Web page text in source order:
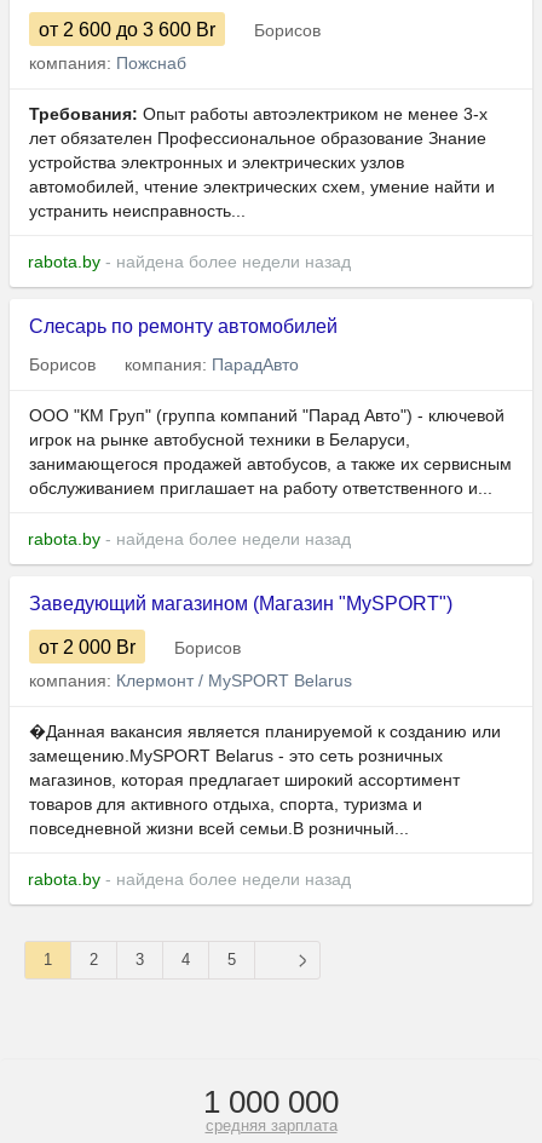
от 2 600 до 3 600 Br
Борисов
компания: Пожснаб
Требования: Опыт работы автоэлектриком не менее 3-х
лет обязателен Профессиональное образование Знание
устройства электронных и электрических узлов
автомобилей, чтение электрических схем, умение найти и
устранить неисправность...
rabota.by - найдена более недели назад
Слесарь по ремонту автомобилей
Борисов компания: ПарадАвто
ООО "КМ Груп" (группа компаний "Парад Авто") - ключевой
игрок на рынке автобусной техники в Беларуси,
занимающегося продажей автобусов, а также их сервисным
обслуживанием приглашает на работу ответственного и...
rabota.by - найдена более недели назад
Заведующий магазином (Магазин "MySPORT")
от 2 000 Br
Борисов
компания: Клермонт / MySPORT Belarus
�Данная вакансия является планируемой к созданию или
замещению.MySPORT Belarus - это сеть розничных
магазинов, которая предлагает широкий ассортимент
товаров для активного отдыха, спорта, туризма и
повседневной жизни всей семьи.В розничный...
rabota.by - найдена более недели назад
1 2 3 4 5
1 000 000
средняя зарплата